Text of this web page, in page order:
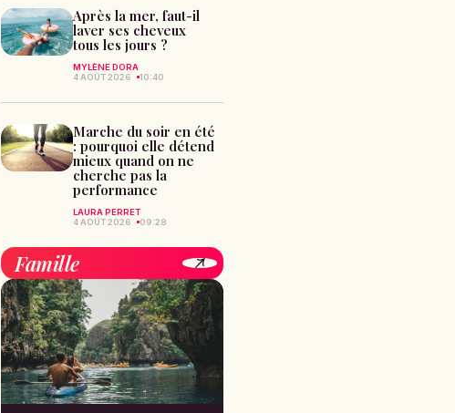
Après la mer, faut-il
laver ses cheveux
tous les jours ?
MYLÈNE DORA
4 AOÛT 2026
10:40
Marche du soir en été
: pourquoi elle détend
mieux quand on ne
cherche pas la
performance
LAURA PERRET
4 AOÛT 2026
09:28
Famille